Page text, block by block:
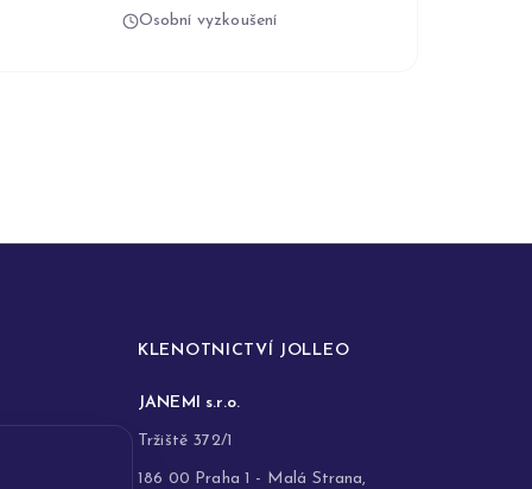
Osobní vyzkoušení
KLENOTNICTVÍ JOLLEO
JANEMI s.r.o.
Tržiště 372/1
186 00 Praha 1 - Malá Strana,